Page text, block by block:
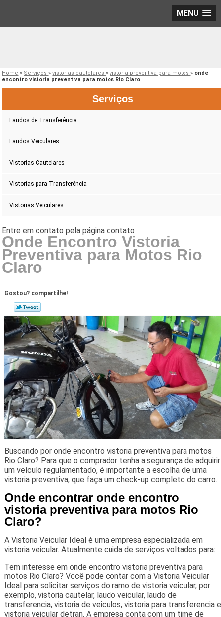
MENU
Home » Serviços»vistorias cautelares»vistoria preventiva para motos» onde
encontro vistoria preventiva para motos Rio Claro
Serviços
Laudos de Transferência
Laudos Veiculares
Vistorias Cautelares
Vistorias para Transferência
Vistorias Veiculares
Onde Encontro Vistoria
Preventiva para Motos Rio
Claro
Gostou? compartilhe!
Buscando por onde encontro vistoria preventiva para motos
Rio Claro? Para que o comprador tenha a segurança de adquirir
um veículo regulamentado, é importante a escolha de uma
vistoria preventiva, que faça um check-up completo do carro.
Onde encontrar onde encontro
vistoria preventiva para motos Rio
Claro?
A Vistoria Veicular Ideal é uma empresa especializada em
vistoria veicular. Atualmente cuida de serviços voltados para:
Tem interesse em onde encontro vistoria preventiva para
motos Rio Claro? Você pode contar com a Vistoria Veicular
Ideal para solicitar serviços do ramo de vistoria veicular, por
exemplo, vistoria cautelar, laudo veicular, laudo de
transferencia, vistoria de veiculos, vistoria para transferencia e
vistoria veicular detran. A empresa conta com um time de